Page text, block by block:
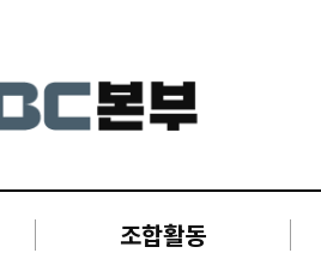
조합활동